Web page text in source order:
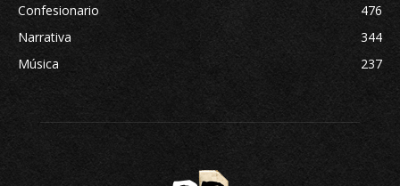
Confesionario
476
Narrativa
344
Música
237